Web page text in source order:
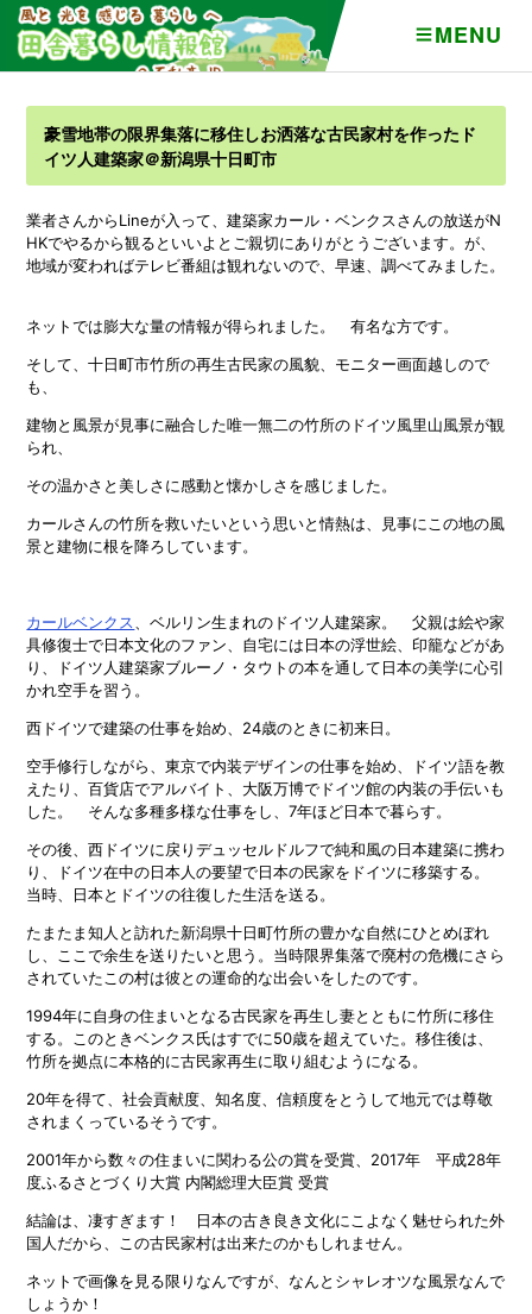
MENU
豪雪地帯の限界集落に移住しお洒落な古民家村を作ったド
イツ人建築家＠新潟県十日町市
業者さんからLineが入って、建築家カール・ベンクスさんの放送がN
HKでやるから観るといいよとご親切にありがとうございます。が、
地域が変わればテレビ番組は観れないので、早速、調べてみました。
ネットでは膨大な量の情報が得られました。 有名な方です。
そして、十日町市竹所の再生古民家の風貌、モニター画面越しので
も、
建物と風景が見事に融合した唯一無二の竹所のドイツ風里山風景が観
られ、
その温かさと美しさに感動と懐かしさを感じました。
カールさんの竹所を救いたいという思いと情熱は、見事にこの地の風
景と建物に根を降ろしています。
カールベンクス
、ベルリン生まれのドイツ人建築家。 父親は絵や家
具修復士で日本文化のファン、自宅には日本の浮世絵、印籠などがあ
り、ドイツ人建築家ブルーノ・タウトの本を通して日本の美学に心引
かれ空手を習う。
西ドイツで建築の仕事を始め、24歳のときに初来日。
空手修行しながら、東京で内装デザインの仕事を始め、ドイツ語を教
えたり、百貨店でアルバイト、大阪万博でドイツ館の内装の手伝いも
した。 そんな多種多様な仕事をし、7年ほど日本で暮らす。
その後、西ドイツに戻りデュッセルドルフで純和風の日本建築に携わ
り、ドイツ在中の日本人の要望で日本の民家をドイツに移築する。
当時、日本とドイツの往復した生活を送る。
たまたま知人と訪れた新潟県十日町竹所の豊かな自然にひとめぼれ
し、ここで余生を送りたいと思う。当時限界集落で廃村の危機にさら
されていたこの村は彼との運命的な出会いをしたのです。
1994年に自身の住まいとなる古民家を再生し妻とともに竹所に移住
する。このときベンクス氏はすでに50歳を超えていた。移住後は、
竹所を拠点に本格的に古民家再生に取り組むようになる。
20年を得て、社会貢献度、知名度、信頼度をとうして地元では尊敬
されまくっているそうです。
2001年から数々の住まいに関わる公の賞を受賞、2017年 平成28年
度ふるさとづくり大賞 内閣総理大臣賞 受賞
結論は、凄すぎます！ 日本の古き良き文化にこよなく魅せられた外
国人だから、この古民家村は出来たのかもしれません。
ネットで画像を見る限りなんですが、なんとシャレオツな風景なんで
しょうか！